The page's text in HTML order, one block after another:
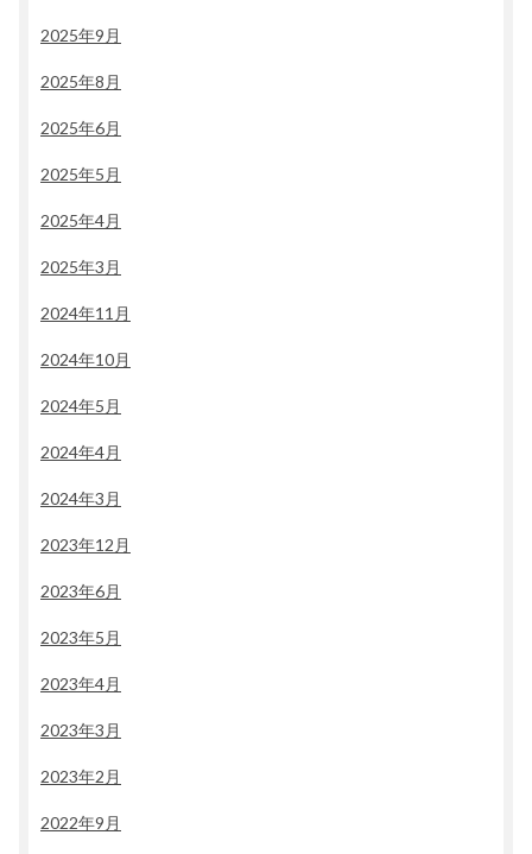
2025年9月
2025年8月
2025年6月
2025年5月
2025年4月
2025年3月
2024年11月
2024年10月
2024年5月
2024年4月
2024年3月
2023年12月
2023年6月
2023年5月
2023年4月
2023年3月
2023年2月
2022年9月